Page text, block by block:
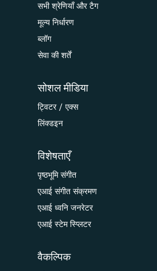
सभी श्रेणियाँ और टैग
मूल्य निर्धारण
ब्लॉग
सेवा की शर्तें
सोशल मीडिया
ट्विटर / एक्स
लिंक्डइन
विशेषताएँ
पृष्ठभूमि संगीत
एआई संगीत संक्रमण
एआई ध्वनि जनरेटर
एआई स्टेम स्प्लिटर
वैकल्पिक